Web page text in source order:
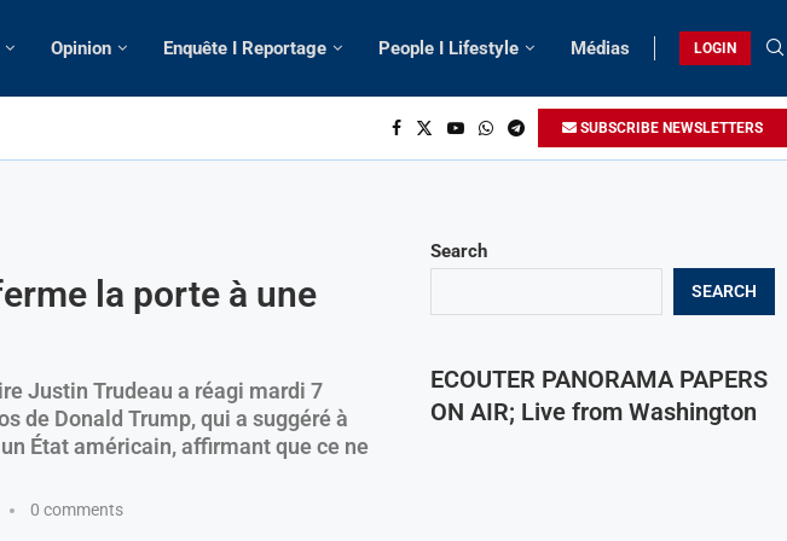
Opinion Enquête I Reportage People I Lifestyle Médias LOGIN
SUBSCRIBE NEWSLETTERS
la porte à une
Justin Trudeau a réagi mardi 7
de Donald Trump, qui a suggéré à
État américain, affirmant que ce ne
0 comments
Search
SEARCH
ECOUTER PANORAMA PAPERS
ON AIR; Live from Washington